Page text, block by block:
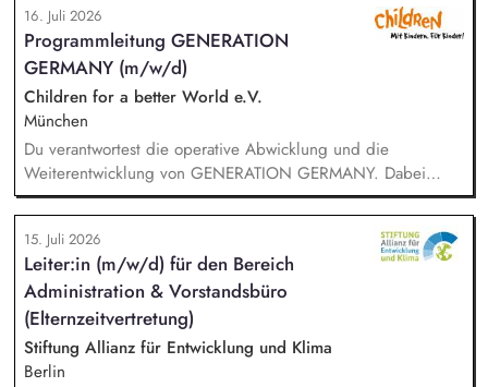
Austausch mit dem Team, Stellungnahmen, Mitarbeit in
externen Netzwerken und Arbeitsgruppen.
16. Juli 2026
Programmleitung GENERATION
GERMANY (m/w/d)
Children for a better World e.V.
München
Du verantwortest die operative Abwicklung und die
Weiterentwicklung von GENERATION GERMANY. Dabei
arbeitest Du im Team und auch eng mit unserem Vorstand
zusammen und übernimmst Verantwortung für die Strategie,
die Umsetzung und das Wachstum des Programms. Dazu
gehören insbesondere: Inhaltliche, strategische und
organisatorische Weiterentwicklung des Programms,
Konzeption, Planung und Durchführung unserer
Demokratieveranstaltungen, Moderation der Veranstaltungen
und Vorbereitung der Panelgäste.
15. Juli 2026
Leiter:in (m/w/d) für den Bereich
Administration & Vorstandsbüro
(Elternzeitvertretung)
Stiftung Allianz für Entwicklung und Klima
Berlin